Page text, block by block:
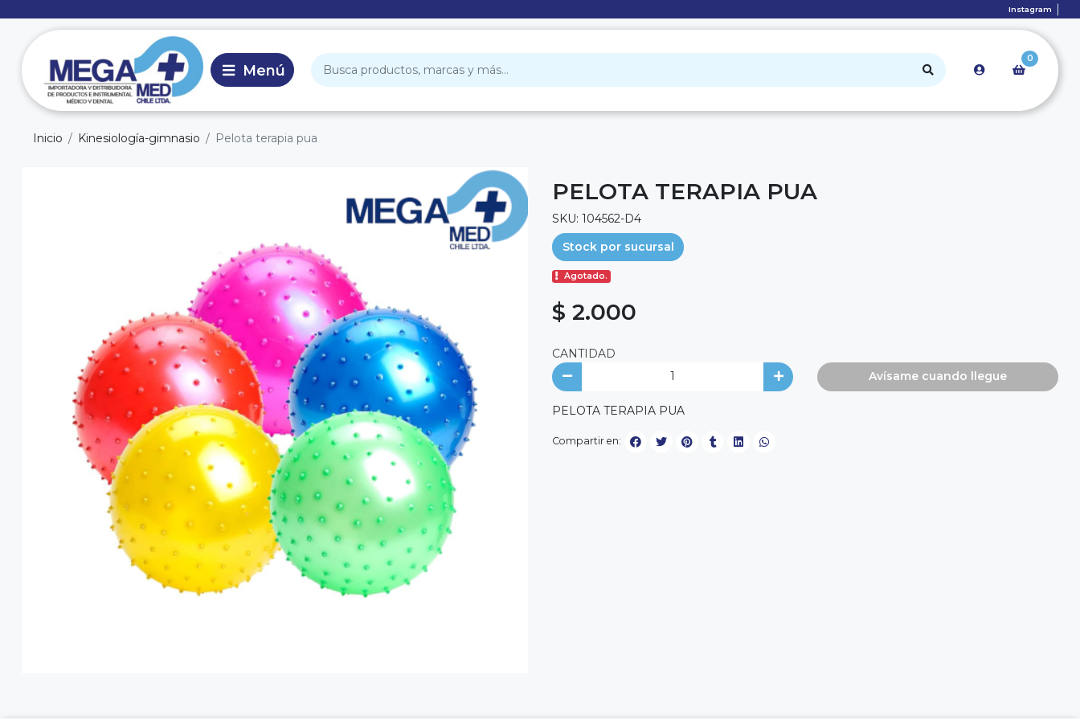
Instagram
0
Inicio Kinesiología-gimnasio Pelota terapia pua
PELOTA TERAPIA PUA
SKU: 104562-D4
Stock por sucursal
Agotado.
$ 2.000
CANTIDAD
Avísame cuando llegue
PELOTA TERAPIA PUA
Compartir en: